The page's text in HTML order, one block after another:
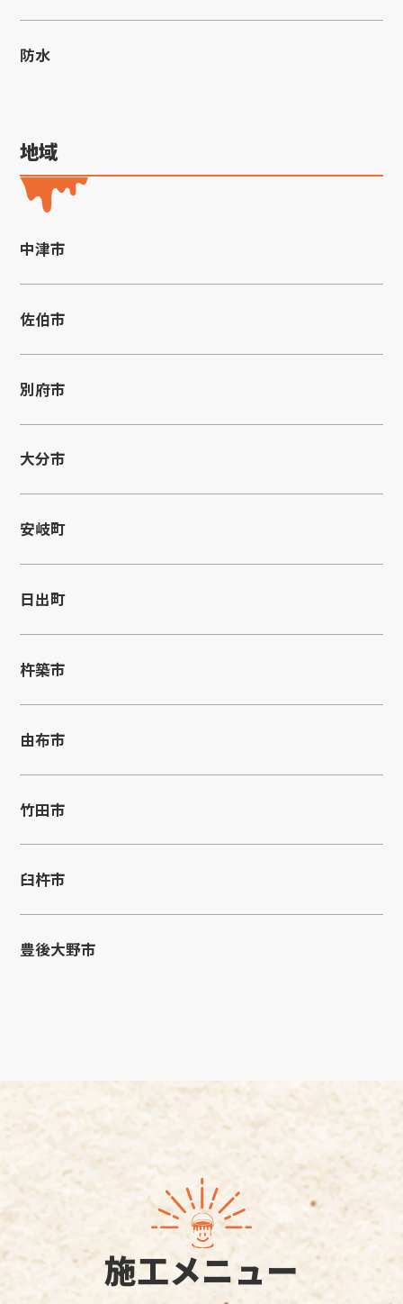
防水
地域
中津市
佐伯市
別府市
大分市
安岐町
日出町
杵築市
由布市
竹田市
臼杵市
豊後大野市
施工メニュー